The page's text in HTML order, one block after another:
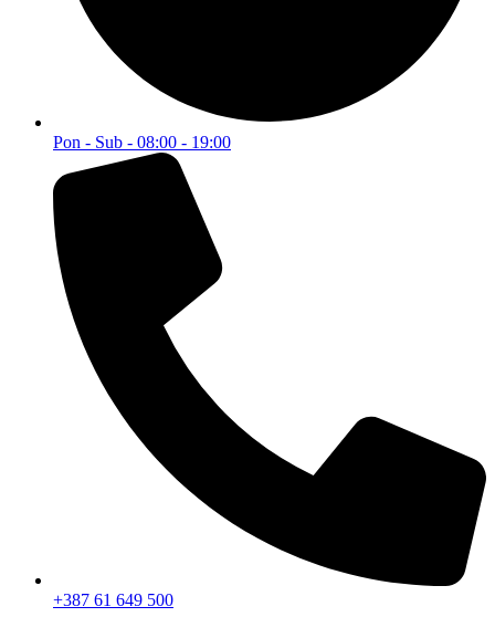
Pon - Sub - 08:00 - 19:00
+387 61 649 500